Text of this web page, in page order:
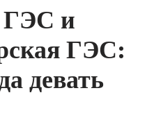
ГЭС и
ГЭС:
девать